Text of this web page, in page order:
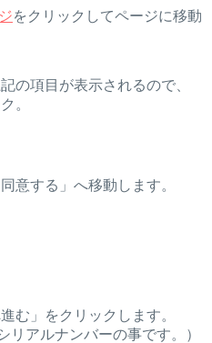
をクリックしてページに移動
の項目が表示されるので、
。
意する」へ移動します。
む」をクリックします。
リアルナンバーの事です。）